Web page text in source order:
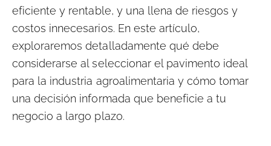
eficiente y rentable, y una llena de riesgos y
costos innecesarios. En este artículo,
exploraremos detalladamente qué debe
considerarse al seleccionar el pavimento ideal
para la industria agroalimentaria y cómo tomar
una decisión informada que beneficie a tu
negocio a largo plazo.